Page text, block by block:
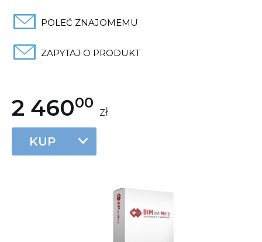
POLEĆ ZNAJOMEMU
ZAPYTAJ O PRODUKT
2 46000
zł